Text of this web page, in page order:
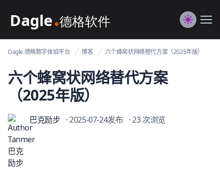
Dagle@数字体验管理
Switch
Dagle.德格数字体验平台 博客 六个蜂窝状网络替代方案（2025年版）
六个蜂窝状网络替代方案
（2025年版）
巴克励步 · 2025-07-24发布 · 23 次浏览